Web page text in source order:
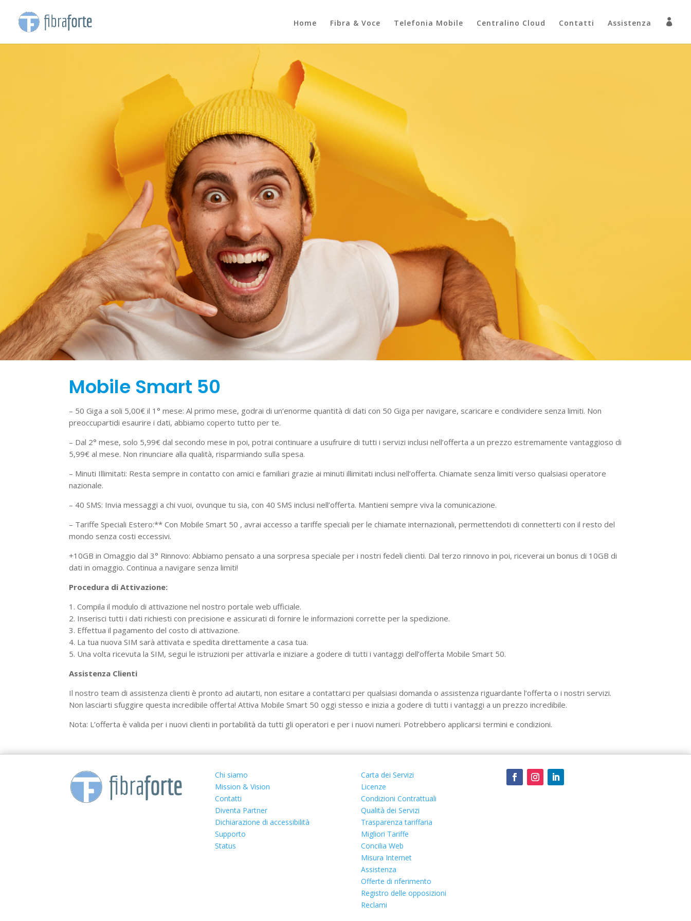
Home Fibra & Voce Telefonia Mobile Centralino Cloud Contatti Assistenza 
Mobile Smart 50
– 50 Giga a soli 5,00€ il 1° mese: Al primo mese, godrai di un’enorme quantità di dati con 50 Giga per navigare, scaricare e condividere senza limiti. Non
preoccupartidi esaurire i dati, abbiamo coperto tutto per te.
– Dal 2° mese, solo 5,99€ dal secondo mese in poi, potrai continuare a usufruire di tutti i servizi inclusi nell’offerta a un prezzo estremamente vantaggioso di
5,99€ al mese. Non rinunciare alla qualità, risparmiando sulla spesa.
– Minuti Illimitati: Resta sempre in contatto con amici e familiari grazie ai minuti illimitati inclusi nell’offerta. Chiamate senza limiti verso qualsiasi operatore
nazionale.
– 40 SMS: Invia messaggi a chi vuoi, ovunque tu sia, con 40 SMS inclusi nell’offerta. Mantieni sempre viva la comunicazione.
– Tariffe Speciali Estero:** Con Mobile Smart 50 , avrai accesso a tariffe speciali per le chiamate internazionali, permettendoti di connetterti con il resto del
mondo senza costi eccessivi.
+10GB in Omaggio dal 3° Rinnovo: Abbiamo pensato a una sorpresa speciale per i nostri fedeli clienti. Dal terzo rinnovo in poi, riceverai un bonus di 10GB di
dati in omaggio. Continua a navigare senza limiti!
Procedura di Attivazione:
1. Compila il modulo di attivazione nel nostro portale web ufficiale.
2. Inserisci tutti i dati richiesti con precisione e assicurati di fornire le informazioni corrette per la spedizione.
3. Effettua il pagamento del costo di attivazione.
4. La tua nuova SIM sarà attivata e spedita direttamente a casa tua.
5. Una volta ricevuta la SIM, segui le istruzioni per attivarla e iniziare a godere di tutti i vantaggi dell’offerta Mobile Smart 50.
Assistenza Clienti
Il nostro team di assistenza clienti è pronto ad aiutarti, non esitare a contattarci per qualsiasi domanda o assistenza riguardante l’offerta o i nostri servizi.
Non lasciarti sfuggire questa incredibile offerta! Attiva Mobile Smart 50 oggi stesso e inizia a godere di tutti i vantaggi a un prezzo incredibile.
Nota: L’offerta è valida per i nuovi clienti in portabilità da tutti gli operatori e per i nuovi numeri. Potrebbero applicarsi termini e condizioni.
Chi siamo
Mission & Vision
Contatti
Diventa Partner
Dichiarazione di accessibilità
Supporto
Status
Carta dei Servizi
Licenze
Condizioni Contrattuali
Qualità dei Servizi
Trasparenza tariffaria
Migliori Tariffe
Concilia Web
Misura Internet
Assistenza
Offerte di riferimento
Registro delle opposizioni
Reclami